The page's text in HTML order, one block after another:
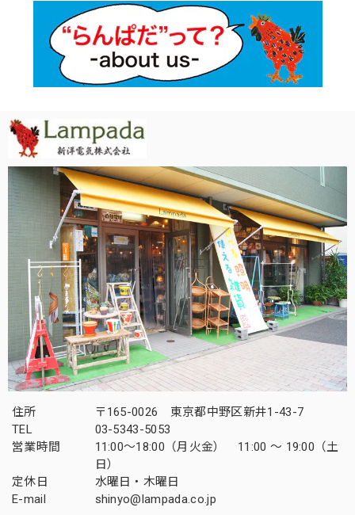
住所
〒165-0026 東京都中野区新井1-43-7
TEL
03-5343-5053
営業時間
11:00～18:00（月火金） 11:00 ～ 19:00（土
日）
定休日
水曜日・木曜日
E-mail
shinyo@lampada.co.jp